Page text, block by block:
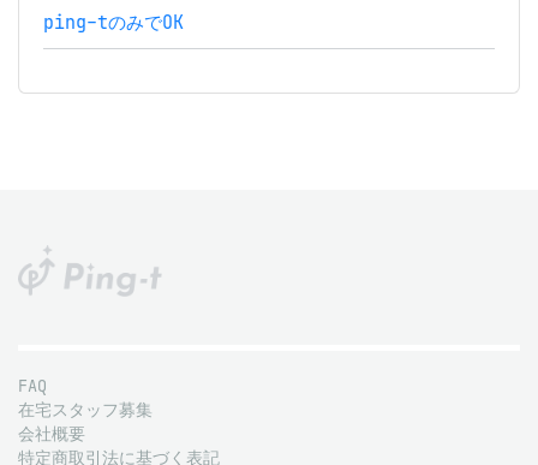
ping-tのみでOK
FAQ
在宅スタッフ募集
会社概要
特定商取引法に基づく表記